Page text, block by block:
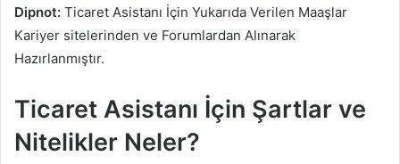
Dipnot: Ticaret Asistanı İçin Yukarıda Verilen Maaşlar
Kariyer sitelerinden ve Forumlardan Alınarak
Hazırlanmıştır.
Ticaret Asistanı İçin Şartlar ve
Nitelikler Neler?